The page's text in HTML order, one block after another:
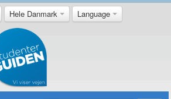
Hele Danmark Language